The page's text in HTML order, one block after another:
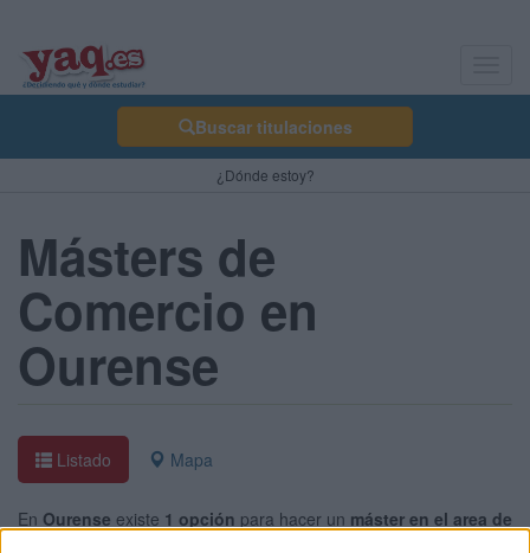
Buscar titulaciones
¿Dónde estoy?
Másters de
Comercio en
Ourense
Listado Mapa
En Ourense existe 1 opción para hacer un máster en el area de